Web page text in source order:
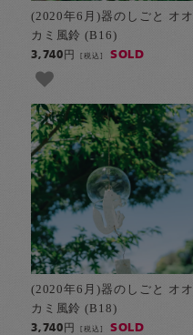
(2020年6月)器のしごと オオ
カミ風鈴 (B16)
3,740円[税込] SOLD
(2020年6月)器のしごと オオ
カミ風鈴 (B18)
3,740円[税込] SOLD